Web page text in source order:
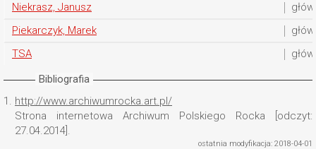
Niekrasz, Janusz
Piekarczyk, Marek
TSA
Bibliografia
1. http://www.archiwumrocka.art.pl/
Strona internetowa Archiwum Polskiego Rocka [odczyt:
27.04.2014].
ostatnia modyfikacja: 2018-04-01